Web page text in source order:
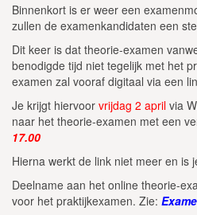
Binnenkort is er weer een
zullen de examenkandidaten een
Dit keer is dat theorie-examen
benodigde tijd niet tegelijk met het
examen zal vooraf digitaal via een
Je krijgt hiervoor vrijdag 2 april via
naar het theorie-examen met een
17.00
Hierna werkt de link niet meer en is
Deelname aan het online theorie-
voor het praktijkexamen. Zie: